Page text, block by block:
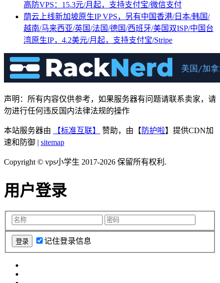
高防VPS：15.3元/月起，支持支付宝/微信支付
荫云上线新加坡原生IP VPS，另有中国香港/日本/韩国/
越南/马来西亚/英国/法国/德国/西班牙/美国双ISP/中国台
湾原生IP，4.2美元/月起，支持支付宝/Stripe
声明：所有内容仅供参考，如果服务器有问题请联系卖家，请
勿进行任何违反国内法律法规的操作
本站服务器由 【标准互联】 赞助，由【 防护啦】提供CDN加
速和防御 | sitemap
Copyright © vps小学生 2017-2026 保留所有权利.
用户登录
记住登录信息